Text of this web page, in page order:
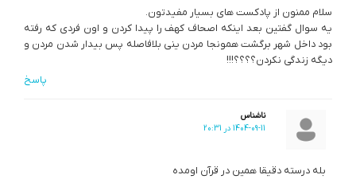
سلام ممنون از پادکست های بسیار مفیدتون.
یه سوال گفتین بعد اینکه اصحاف کهف را پیدا کردن و اون فردی که رفته
بود داخل شهر برگشت همونجا مردن ینی بلافاصله پس بیدار شدن مردن و
دیگه زندگی نکردن؟؟؟؟!!!
پاسخ
ناشناس
1404-09-11 در 20:31
بله درسته دقیقا همین در قرآن اومده